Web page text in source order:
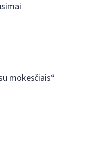
mokesčiais“